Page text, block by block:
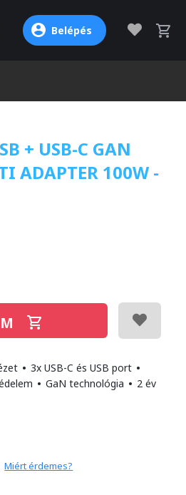
Belépés
+ USB-C GAN
ADAPTER 100W -
• 3x USB-C és USB port •
• GaN technológia • 2 év
Miért érdemes?